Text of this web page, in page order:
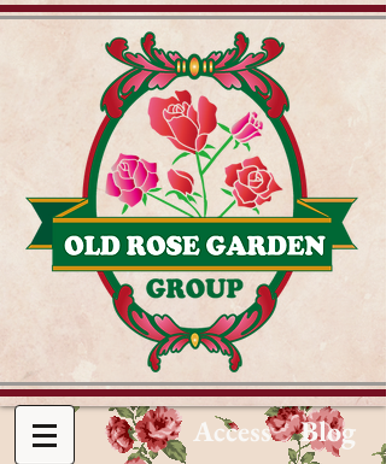
Access Blog